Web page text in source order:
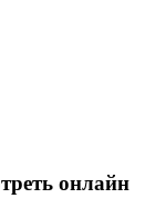
онлайн